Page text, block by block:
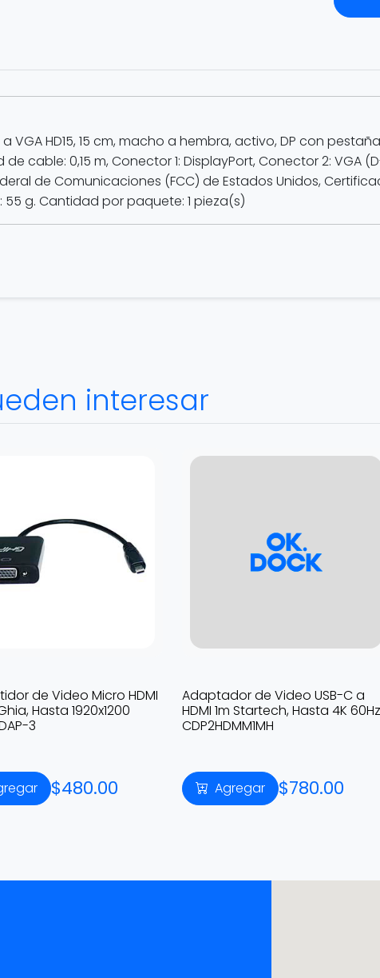
VGA HD15, 15 cm, macho a hembra, activo, DP con
cable: 0,15 m, Conector 1: DisplayPort, Conector 2: VGA
de Comunicaciones (FCC) de Estados Unidos,
55 g. Cantidad por paquete: 1 pieza(s)
interesar
de Video Micro HDMI
Hasta 1920x1200
3
$480.00
Adaptador de Video USB-C a
HDMI 1m Startech, Hasta 4K
CDP2HDMM1MH
Agregar $780.00